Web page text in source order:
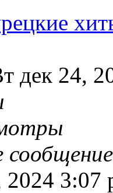
дек 24,
2024 3:07